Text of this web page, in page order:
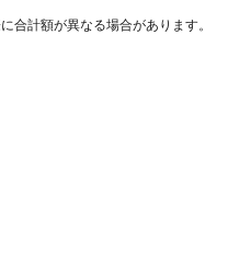
合計額が異なる場合があります。